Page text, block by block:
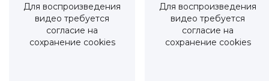
Для воспроизведения
видео требуется
согласие на
сохранение cookies
Для воспроизведения
видео требуется
согласие на
сохранение cookies